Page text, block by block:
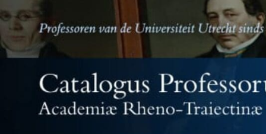
het
inhoud